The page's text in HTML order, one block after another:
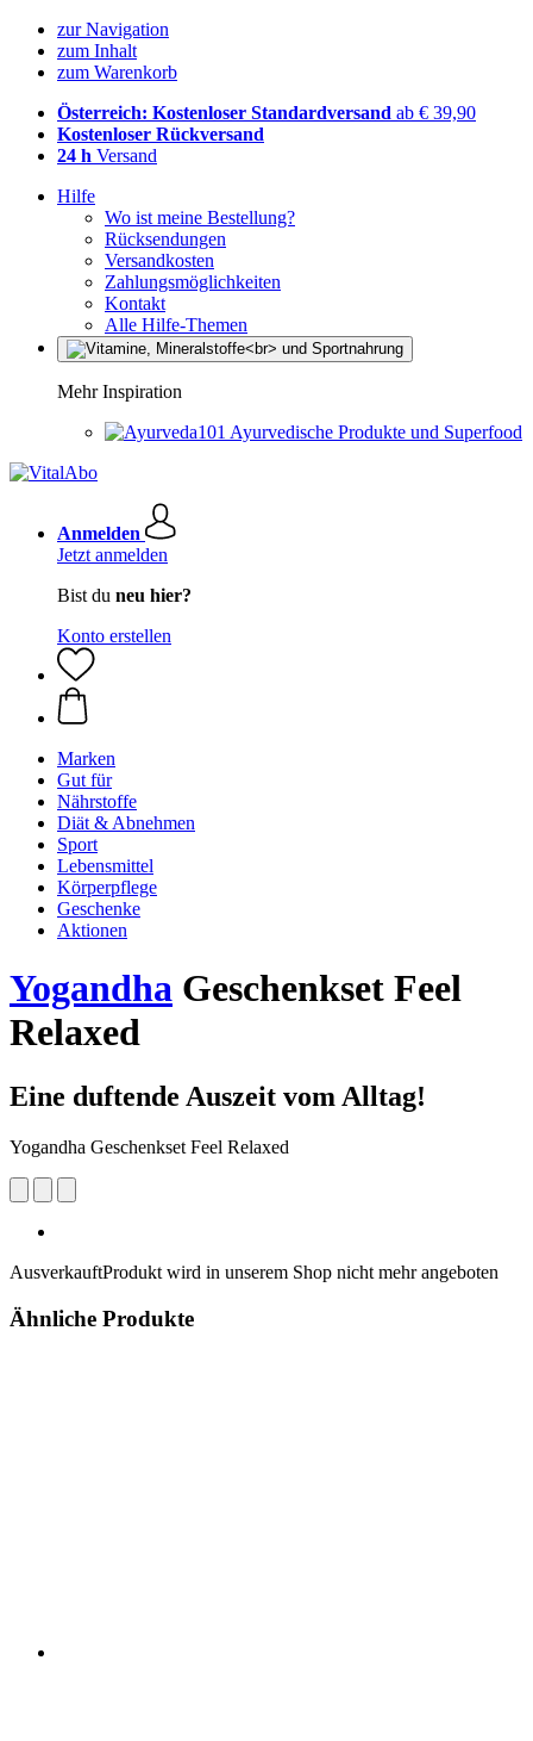
zur Navigation
zum Inhalt
zum Warenkorb
Österreich: Kostenloser Standardversand ab € 39,90
Kostenloser Rückversand
24 h Versand
Hilfe
Wo ist meine Bestellung?
Rücksendungen
Versandkosten
Zahlungsmöglichkeiten
Kontakt
Alle Hilfe-Themen
Mehr Inspiration
Ayurvedische Produkte und Superfood
Anmelden
Jetzt anmelden
Bist du neu hier?
Konto erstellen
Marken
Gut für
Nährstoffe
Diät & Abnehmen
Sport
Lebensmittel
Körperpflege
Geschenke
Aktionen
Yogandha Geschenkset Feel
Relaxed
Eine duftende Auszeit vom Alltag!
Yogandha Geschenkset Feel Relaxed
AusverkauftProdukt wird in unserem Shop nicht mehr angeboten
Ähnliche Produkte